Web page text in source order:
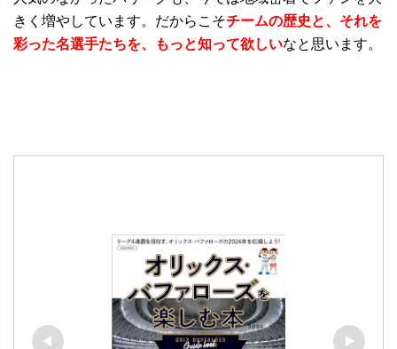
きく増やしています。だからこそチームの歴史と、それを
彩った名選手たちを、もっと知って欲しいなと思います。